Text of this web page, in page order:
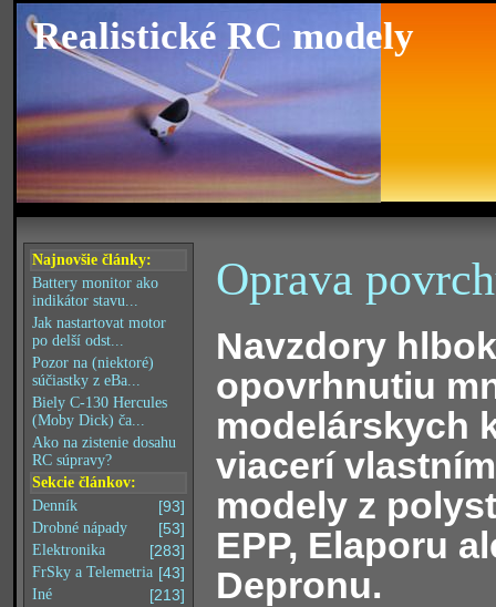
Realistické RC modely
Najnovšie články:
Battery monitor ako
indikátor stavu...
Jak nastartovat motor
po delší odst...
Pozor na (niektoré)
súčiastky z eBa...
Biely C-130 Hercules
(Moby Dick) ča...
Ako na zistenie dosahu
RC súpravy?
Sekcie článkov:
[93]
Denník
[53]
Drobné nápady
[283]
Elektronika
[43]
FrSky a Telemetria
[213]
Iné
Oprava
Navzdory
opovrhnutiu
modelárskych
viacerí
modely z
EPP, Elaporu
Depronu.